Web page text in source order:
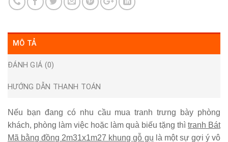
MÔ TẢ
ĐÁNH GIÁ (0)
HƯỚNG DẪN THANH TOÁN
Nếu bạn đang có nhu cầu mua tranh trưng bày phòng
khách, phòng làm việc hoặc làm quà biếu tặng thì tranh Bát
Mã bằng đồng 2m31x1m27 khung gỗ gụ là một sự gợi ý vô